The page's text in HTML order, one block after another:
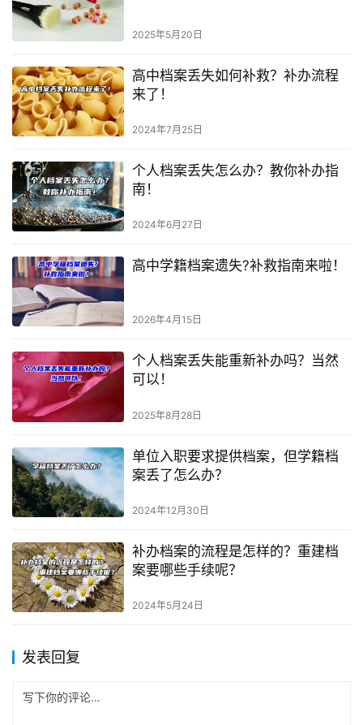
2025年5月20日
高中档案丢失如何补救？补办流程
来了！
2024年7月25日
个人档案丢失怎么办？教你补办指
南！
2024年6月27日
高中学籍档案遗失?补救指南来啦！
2026年4月15日
个人档案丢失能重新补办吗？当然
可以！
2025年8月28日
单位入职要求提供档案，但学籍档
案丢了怎么办？
2024年12月30日
补办档案的流程是怎样的？重建档
案要哪些手续呢？
2024年5月24日
发表回复